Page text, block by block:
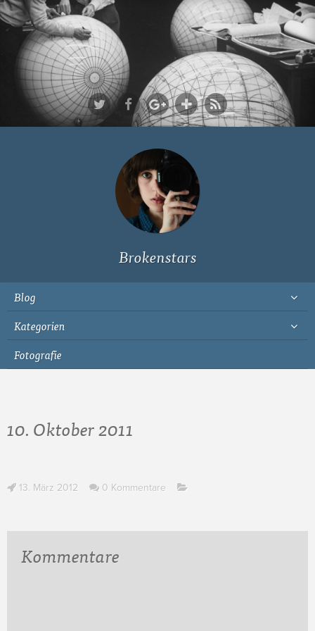
Ich bin Fyn,
23, und
wohne in
Köln
Brokenstars
Blog
Kategorien
Fotografie
10. Oktober 2011
13. März 2012 0 Kommentare
Kommentare